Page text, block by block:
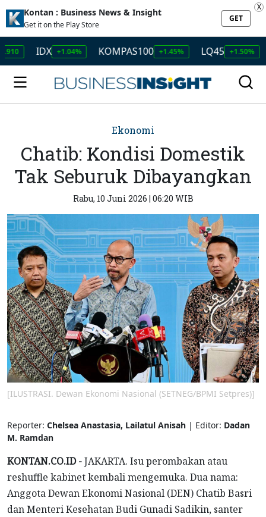
Kontan : Business News & Insight
Get it on the Play Store
GET
X
IDX +1.04% KOMPAS100 +1.45% LQ45 +1.50% ISSI
Ekonomi
Chatib: Kondisi Domestik
Tak Seburuk Dibayangkan
Rabu, 10 Juni 2026 | 06:20 WIB
[ILUSTRASI. Dewan Ekonomi Nasional (SETNEG/BPMI Setpres)]
Reporter: Chelsea Anastasia, Lailatul Anisah | Editor: Dadan
M. Ramdan
KONTAN.CO.ID -JAKARTA. Isu perombakan atau
reshuffle kabinet kembali mengemuka. Dua nama:
Anggota Dewan Ekonomi Nasional (DEN) Chatib Basri
dan Menteri Kesehatan Budi Gunadi Sadikin, santer